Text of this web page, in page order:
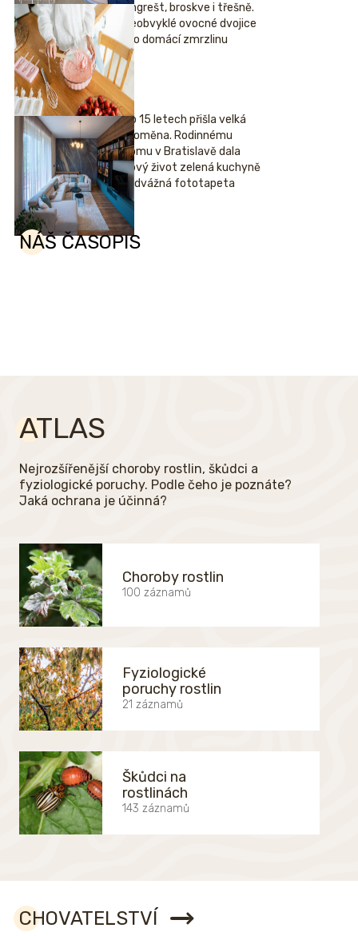
Angrešt, broskve i třešně.
Neobvyklé ovocné dvojice
pro domácí zmrzlinu
Po 15 letech přišla velká
proměna. Rodinnému
domu v Bratislavě dala
nový život zelená kuchyně
i odvážná fototapeta
NÁŠ ČASOPIS
ATLAS
Nejrozšířenější choroby rostlin, škůdci a
fyziologické poruchy. Podle čeho je poznáte?
Jaká ochrana je účinná?
Choroby rostlin
100 záznamů
Fyziologické
poruchy rostlin
21 záznamů
Škůdci na
rostlinách
143 záznamů
CHOVATELSTVÍ